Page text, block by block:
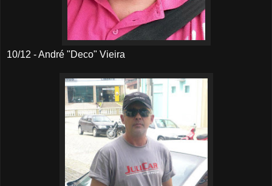
10/12 - André "Deco" Vieira